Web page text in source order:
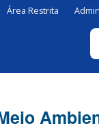
Área Restrita